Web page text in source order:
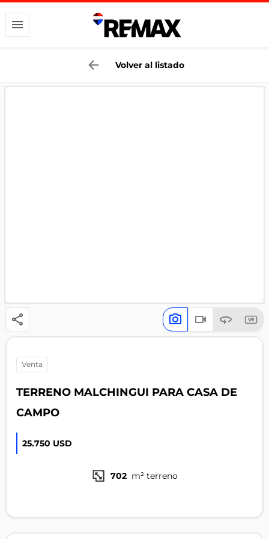
Volver al listado
venta
TERRENO MALCHINGUI PARA CASA DE
CAMPO
25.750 USD
702 m² terreno